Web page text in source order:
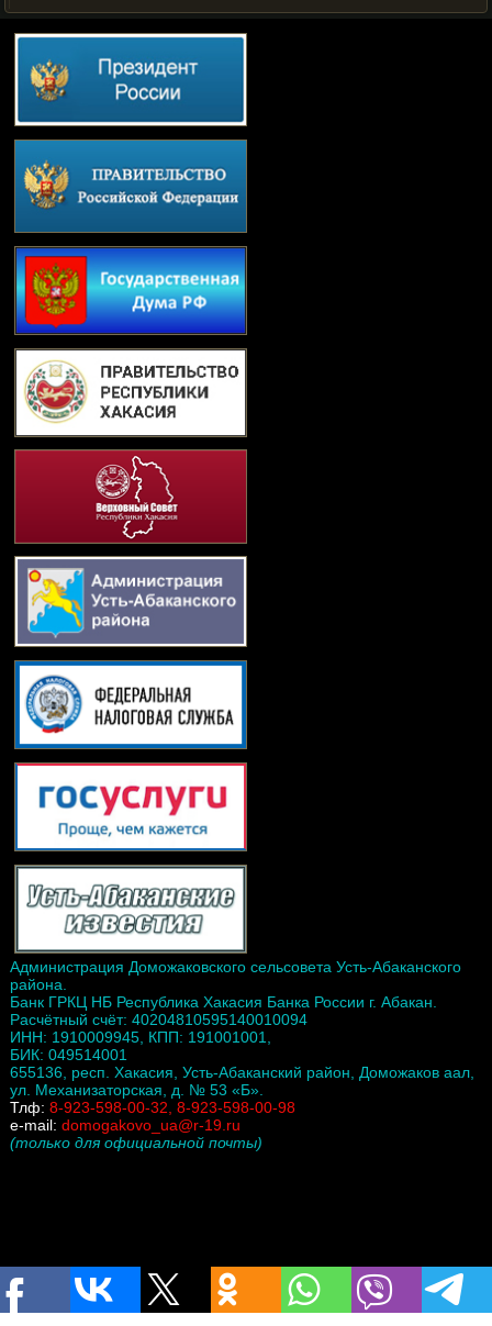
Администрация Доможаковского сельсовета Усть-Абаканского
района.
Банк ГРКЦ НБ Республика Хакасия Банка России г. Абакан.
Расчётный счёт: 40204810595140010094
ИНН: 1910009945, КПП: 191001001,
БИК: 049514001
655136, респ. Хакасия, Усть-Абаканский район, Доможаков аал,
ул. Механизаторская, д. № 53 «Б».
Тлф: 8-923-598-00-32, 8-923-598-00-98
e-mail: domogakovo_ua@r-19.ru
(только для официальной почты)